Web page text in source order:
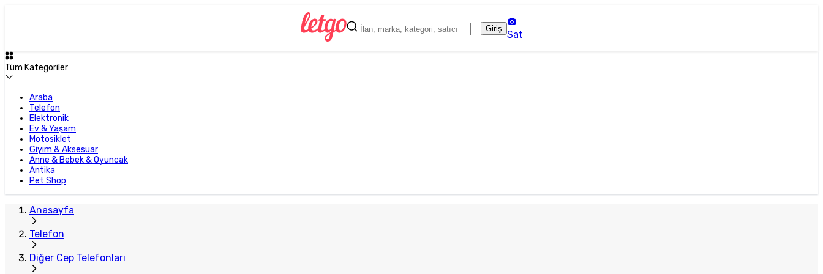
Giriş
Sat
Tüm Kategoriler
Araba
Telefon
Elektronik
Ev & Yaşam
Motosiklet
Giyim & Aksesuar
Anne & Bebek & Oyuncak
Antika
Pet Shop
Anasayfa
Telefon
Diğer Cep Telefonları